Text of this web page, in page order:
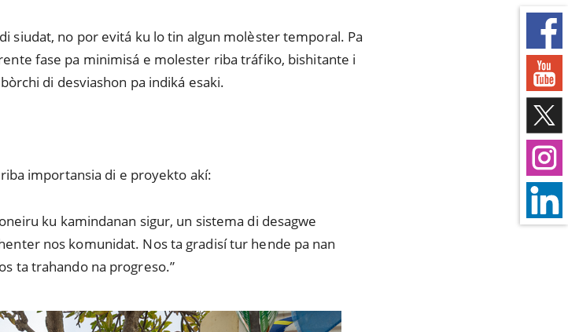
siudat, no por evitá ku lo tin algun molèster temporal. Pa
fase pa minimisá e molester riba tráfiko, bishitante i
di desviashon pa indiká esaki.
importansia di e proyekto akí:
ku kamindanan sigur, un sistema di desagwe
nos komunidat. Nos ta gradisí tur hende pa nan
ta trahando na progreso.”